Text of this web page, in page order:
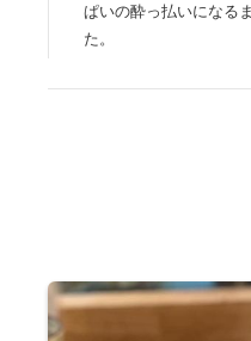
ぱいの酔っ払いになる
た。